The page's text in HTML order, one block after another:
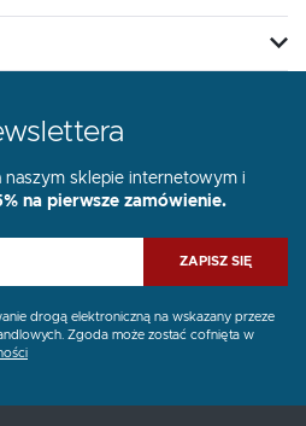
naszym sklepie internetowym i
na pierwsze zamówienie.
ZAPISZ SIĘ
drogą elektroniczną na wskazany przeze
Zgoda może zostać cofnięta w